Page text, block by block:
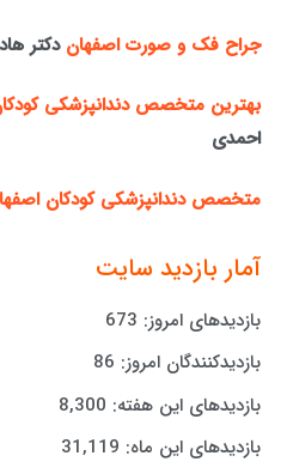
جراح فک و صورت اصفهان دکتر
بهترین متخصص دندانپزشکی
احمدی
متخصص دندانپزشکی کودکان
آمار بازدید سایت
بازدیدهای امروز: 673
بازدیدکنندگان امروز: 86
بازدیدهای این هفته: 8,300
بازدیدهای این ماه: 31,119